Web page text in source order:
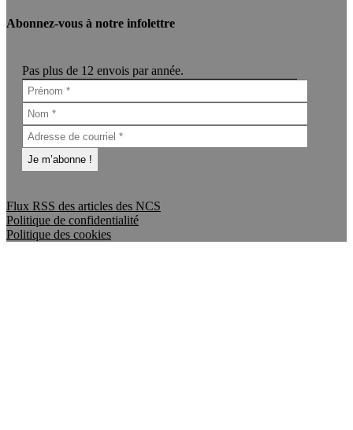
Abonnez-vous à notre infolettre
Pas plus de 12 envois par année.
Flux RSS des articles des NCS
Politique de confidentialité
Politique des cookies